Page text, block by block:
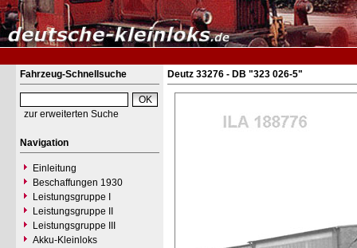
Fahrzeug-Schnellsuche
zur erweiterten Suche
Navigation
Einleitung
Beschaffungen 1930
Leistungsgruppe I
Leistungsgruppe II
Leistungsgruppe III
Akku-Kleinloks
Deutz 33276 - DB "323 026-5"